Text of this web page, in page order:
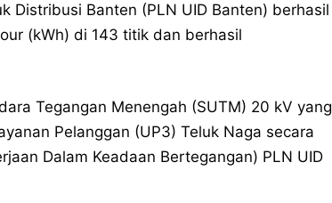
Distribusi Banten (PLN UID Banten) berhasil
(kWh) di 143 titik dan berhasil
Tegangan Menengah (SUTM) 20 kV yang
Pelanggan (UP3) Teluk Naga secara
Dalam Keadaan Bertegangan) PLN UID